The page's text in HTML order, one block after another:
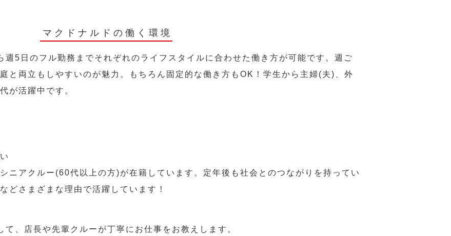
マクドナルドの働く環境
週5日のフル勤務までそれぞれのライフスタイルに合わせた働き方が可能です。週ご
と両立もしやすいのが魅力。もちろん固定的な働き方もOK！学生から主婦(夫)、外
が活躍中です。
ニアクルー(60代以上の方)が在籍しています。定年後も社会とのつながりを持ってい
どさまざまな理由で活躍しています！
、店長や先輩クルーが丁寧にお仕事をお教えします。